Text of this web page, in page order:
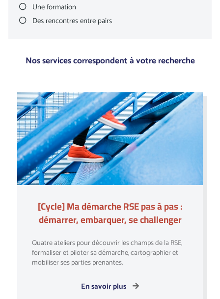
Une formation
Des rencontres entre pairs
Nos services correspondent à votre recherche
[Cycle] Ma démarche RSE pas à pas :
démarrer, embarquer, se challenger
Quatre ateliers pour découvrir les champs de la RSE,
formaliser et piloter sa démarche, cartographier et
mobiliser ses parties prenantes.
En savoir plus